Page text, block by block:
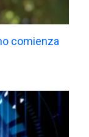
comienza